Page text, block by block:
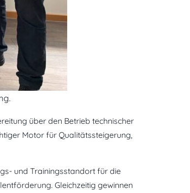
über den Betrieb technischer
Motor für Qualitätssteigerung,
und Trainingsstandort für die
Gleichzeitig gewinnen